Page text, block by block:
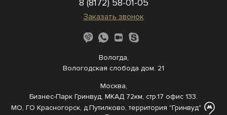
8 (8172) 58-01-05
Заказать звонок
Вологда,
Вологодская слобода дом. 21
Москва,
Бизнес-Парк Гринвуд, МКАД 72км, стр.17 офис 133.
МО, ГО Красногорск, д.Путилково, территория "Гринвуд"